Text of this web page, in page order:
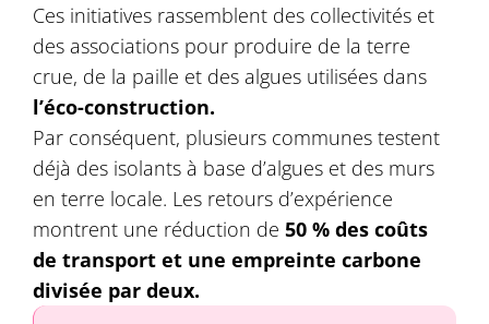
Ces initiatives rassemblent des collectivités et
des associations pour produire de la terre
crue, de la paille et des algues utilisées dans
l’éco-construction.
Par conséquent, plusieurs communes testent
déjà des isolants à base d’algues et des murs
en terre locale. Les retours d’expérience
montrent une réduction de 50 % des coûts
de transport et une empreinte carbone
divisée par deux.